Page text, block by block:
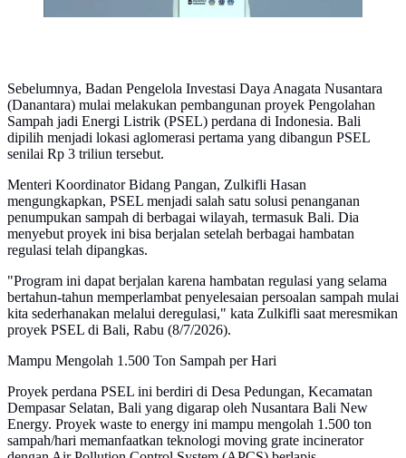
Sebelumnya, Badan Pengelola Investasi Daya Anagata Nusantara
(Danantara) mulai melakukan pembangunan proyek Pengolahan
Sampah jadi Energi Listrik (PSEL) perdana di Indonesia. Bali
dipilih menjadi lokasi aglomerasi pertama yang dibangun PSEL
senilai Rp 3 triliun tersebut.
Menteri Koordinator Bidang Pangan, Zulkifli Hasan
mengungkapkan, PSEL menjadi salah satu solusi penanganan
penumpukan sampah di berbagai wilayah, termasuk Bali. Dia
menyebut proyek ini bisa berjalan setelah berbagai hambatan
regulasi telah dipangkas.
"Program ini dapat berjalan karena hambatan regulasi yang selama
bertahun-tahun memperlambat penyelesaian persoalan sampah mulai
kita sederhanakan melalui deregulasi," kata Zulkifli saat meresmikan
proyek PSEL di Bali, Rabu (8/7/2026).
Mampu Mengolah 1.500 Ton Sampah per Hari
Proyek perdana PSEL ini berdiri di Desa Pedungan, Kecamatan
Dempasar Selatan, Bali yang digarap oleh Nusantara Bali New
Energy. Proyek waste to energy ini mampu mengolah 1.500 ton
sampah/hari memanfaatkan teknologi moving grate incinerator